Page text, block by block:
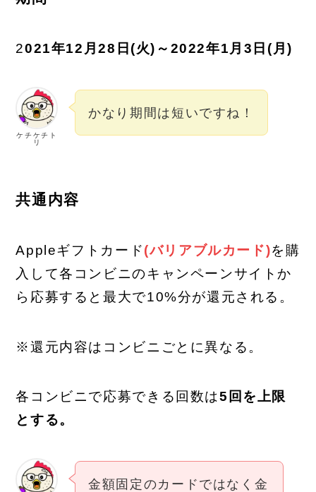
2021年12月28日(火)～2022年1月3日(月)
ケチケチト
リ
かなり期間は短いですね！
共通内容
Appleギフトカード(バリアブルカード)を購
入して各コンビニのキャンペーンサイトか
ら応募すると最大で10%分が還元される。
※還元内容はコンビニごとに異なる。
各コンビニで応募できる回数は5回を上限
とする。
金額固定のカードではなく金